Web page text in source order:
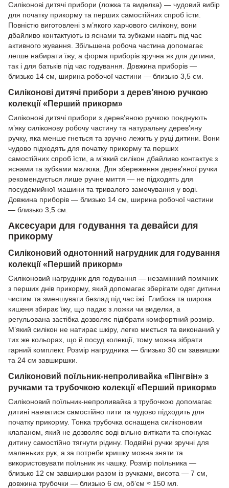
Силіконові дитячі прибори (ложка та виделка) — чудовий вибір
для початку прикорму та перших самостійних спроб їсти.
Повністю виготовлені з м’якого харчового силікону, вони
дбайливо контактують із яснами та зубками навіть під час
активного жування. Збільшена робоча частина допомагає
легше набирати їжу, а форма приборів зручна як для дитини,
так і для батьків під час годування. Довжина приборів —
близько 14 см, ширина робочої частини — близько 3,5 см.
Силіконові дитячі прибори з дерев’яною ручкою
колекції «Перший прикорм»
Силіконові дитячі прибори з дерев’яною ручкою поєднують
м’яку силіконову робочу частину та натуральну дерев’яну
ручку, яка менше гнеться та зручно лежить у руці дитини. Вони
чудово підходять для початку прикорму та перших
самостійних спроб їсти, а м’який силікон дбайливо контактує з
яснами та зубками малюка. Для збереження дерев’яної ручки
рекомендується лише ручне миття — не підходять для
посудомийної машини та тривалого замочування у воді.
Довжина приборів — близько 14 см, ширина робочої частини
— близько 3,5 см.
Аксесуари для годування та девайси для
прикорму
Силіконовий однотонний нагрудник для годування
колекції «Перший прикорм»
Силіконовий нагрудник для годування — незамінний помічник
з перших днів прикорму, який допомагає зберігати одяг дитини
чистим та зменшувати безлад під час їжі. Глибока та широка
кишеня збирає їжу, що падає з ложки чи виделки, а
регульована застібка дозволяє підібрати комфортний розмір.
М’який силікон не натирає шкіру, легко миється та виконаний у
тих же кольорах, що й посуд колекції, тому можна зібрати
гарний комплект. Розмір нагрудника — близько 30 см заввишки
та 24 см завширшки.
Силіконовий поїльник-непроливайка «Пінгвін» з
ручками та трубочкою колекції «Перший прикорм»
Силіконовий поїльник-непроливайка з трубочкою допомагає
дитині навчатися самостійно пити та чудово підходить для
початку прикорму. Тонка трубочка оснащена силіконовим
клапаном, який не дозволяє воді вільно витікати та спонукає
дитину самостійно тягнути рідину. Подвійні ручки зручні для
маленьких рук, а за потреби кришку можна зняти та
використовувати поїльник як чашку. Розмір поїльника —
близько 12 см завширшки разом із ручками, висота — 7 см,
довжина трубочки — близько 6 см, об’єм ≈ 150 мл.